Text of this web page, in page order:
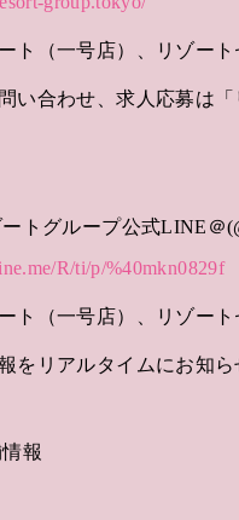
ト（一号店）、リゾー
い合わせ、求人応募は
トグループ公式LINE＠
R/ti/p/%40mkn0829f
ト（一号店）、リゾー
をリアルタイムにお知ら
報